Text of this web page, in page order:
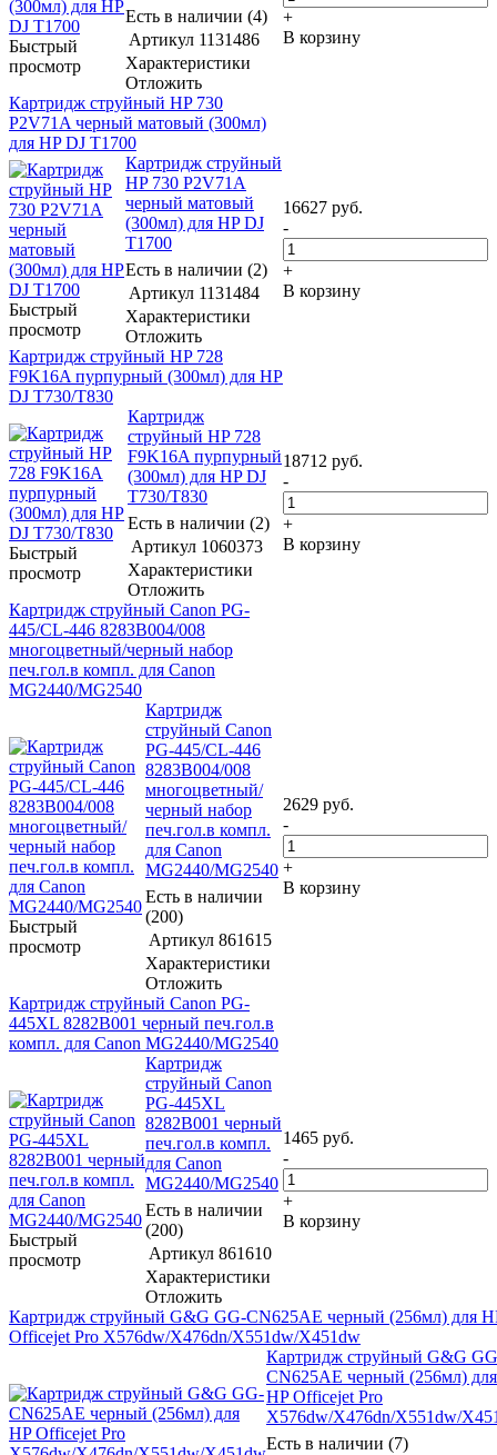
Быстрый
просмотр
Есть в наличии (4)
Артикул 1131486
Характеристики
Отложить
+
В корзину
Картридж струйный HP 730
P2V71A черный матовый (300мл)
для HP DJ T1700
Быстрый
просмотр
Картридж струйный
HP 730 P2V71A
черный матовый
(300мл) для HP DJ
T1700
Есть в наличии (2)
Артикул 1131484
Характеристики
Отложить
16627 руб.
-
+
В корзину
Картридж струйный HP 728
F9K16A пурпурный (300мл) для HP
DJ T730/T830
Быстрый
просмотр
Картридж
струйный HP 728
F9K16A пурпурный
(300мл) для HP DJ
T730/T830
Есть в наличии (2)
Артикул 1060373
Характеристики
Отложить
18712 руб.
-
+
В корзину
Картридж струйный Canon PG-
445/CL-446 8283B004/008
многоцветный/черный набор
печ.гол.в компл. для Canon
MG2440/MG2540
Быстрый
просмотр
Картридж
струйный Canon
PG-445/CL-446
8283B004/008
многоцветный/
черный набор
печ.гол.в компл.
для Canon
MG2440/MG2540
Есть в наличии
(200)
Артикул 861615
Характеристики
Отложить
2629 руб.
-
+
В корзину
Картридж струйный Canon PG-
445XL 8282B001 черный печ.гол.в
компл. для Canon MG2440/MG2540
Быстрый
просмотр
Картридж
струйный Canon
PG-445XL
8282B001 черный
печ.гол.в компл.
для Canon
MG2440/MG2540
Есть в наличии
(200)
Артикул 861610
Характеристики
Отложить
1465 руб.
-
+
В корзину
Картридж струйный G&G GG-CN625AE черный (256мл) для
Officejet Pro X576dw/X476dn/X551dw/X451dw
Картридж струйный G&G
CN625AE черный (256мл) для
HP Officejet Pro
X576dw/X476dn/X551dw/
Есть в наличии (7)